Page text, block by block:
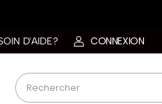
D'AIDE? CONNEXION